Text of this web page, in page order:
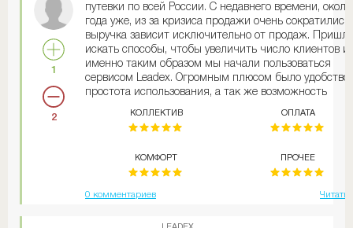
1
2
путевки по всей России. С недавнего времени, около
года уже, из за кризиса продажи очень
выручка зависит исключительно от продаж.
искать способы, чтобы увеличить число клиентов и
именно таким образом мы начали пользоваться
сервисом Leadex. Огромным плюсом было удобство
простота использования, а так же возможность
следить за процессом. Реклама не сразу, но дала
результат, примерно на третьей рекламе появились
огромное за такой сервис
КОЛЛЕКТИВ
КОМФОРТ
ОПЛАТА
ПРОЧЕЕ
0 комментариев Читать